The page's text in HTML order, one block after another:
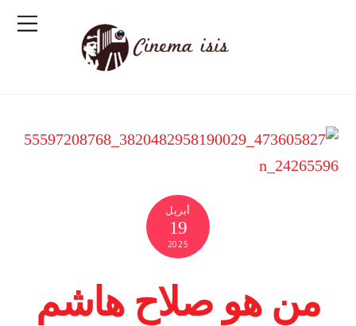
أبريل
19
2025
من هو صلاح هاشم